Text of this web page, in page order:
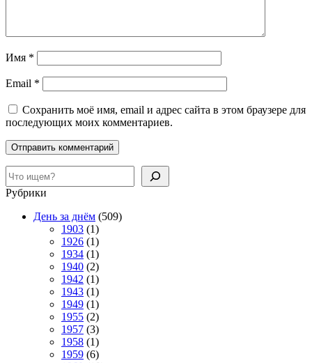
Имя *
Email *
Сохранить моё имя, email и адрес сайта в этом браузере для
последующих моих комментариев.
Поиск
Рубрики
День за днём (509)
1903 (1)
1926 (1)
1934 (1)
1940 (2)
1942 (1)
1943 (1)
1949 (1)
1955 (2)
1957 (3)
1958 (1)
1959 (6)